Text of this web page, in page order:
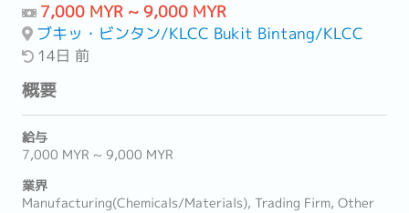
7,000 MYR ~ 9,000 MYR
ブキッ・ビンタン/KLCC Bukit Bintang/KLCC
14日 前
概要
給与
7,000 MYR ~ 9,000 MYR
業界
Manufacturing(Chemicals/Materials), Trading Firm, Other